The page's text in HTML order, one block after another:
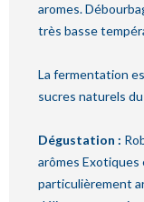
aromes.
très basse
La fermentation
sucres naturels
Dégustation :
arômes
particulièrement